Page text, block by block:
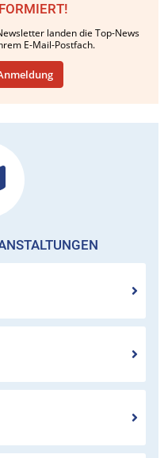
landen die Top-News
E-Mail-Postfach.